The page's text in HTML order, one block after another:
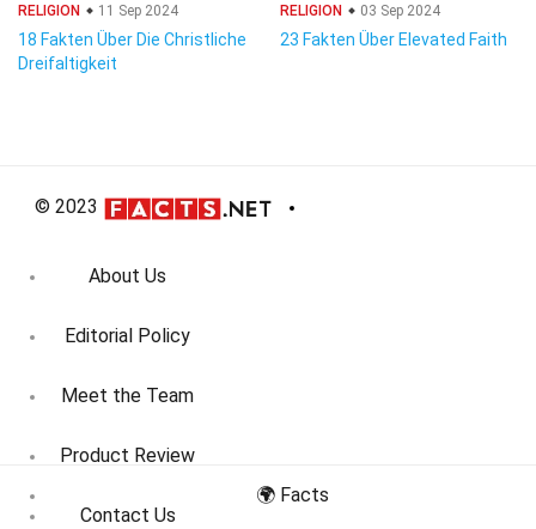
RELIGION 11 Sep 2024
18 Fakten Über Die Christliche
Dreifaltigkeit
RELIGION 03 Sep 2024
23 Fakten Über Elevated Faith
© 2023
About Us
Editorial Policy
Meet the Team
Product Review
Contact Us
🌍 Facts